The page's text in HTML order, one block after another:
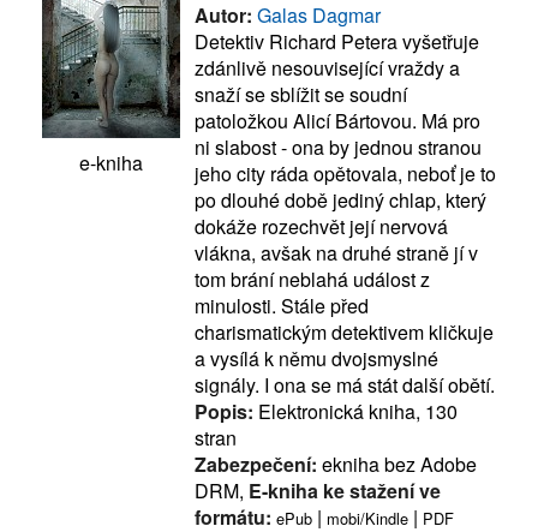
e-kniha
Autor: Galas Dagmar
Detektiv Richard Petera vyšetřuje
zdánlivě nesouvisející vraždy a
snaží se sblížit se soudní
patoložkou Alicí Bártovou. Má pro
ni slabost - ona by jednou stranou
jeho city ráda opětovala, neboť je to
po dlouhé době jediný chlap, který
dokáže rozechvět její nervová
vlákna, avšak na druhé straně jí v
tom brání neblahá událost z
minulosti. Stále před
charismatickým detektivem kličkuje
a vysílá k němu dvojsmyslné
signály. I ona se má stát další obětí.
Popis: Elektronická kniha, 130
stran
Zabezpečení: ekniha bez Adobe
DRM, E-kniha ke stažení ve
formátu: ePub | mobi/Kindle | PDF